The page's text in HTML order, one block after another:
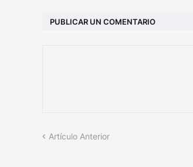
PUBLICAR UN COMENTARIO
Artículo Anterior